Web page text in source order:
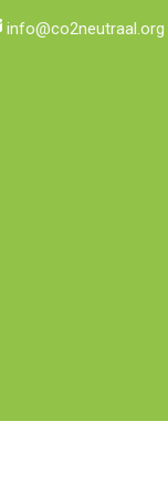
info@co2neutraal.org